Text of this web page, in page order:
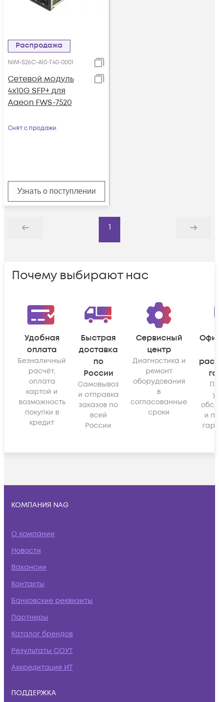
Распродажа
NIM-S26C-A10-T40-0001
Сетевой модуль
4x10G SFP+ для
Aaeon FWS-7520
Снят с продажи
Узнать о поступлении
Назад
1
Дальше
Почему выбирают нас
Удобная
оплата
Безналичный
расчёт,
оплата
картой и
возможность
покупки в
кредит
Быстрая
доставка
по
России
Самовывоз
и отправка
заказов по
всей
России
Сервисный
центр
Диагностика и
ремонт
оборудования
в
согласованные
сроки
и
КОМПАНИЯ NAG
О компании
Новости
Вакансии
Контакты
Банковские реквизиты
Партнеры
Каталог брендов
Результаты СОУТ
Аккредитация ИТ
ПОДДЕРЖКА